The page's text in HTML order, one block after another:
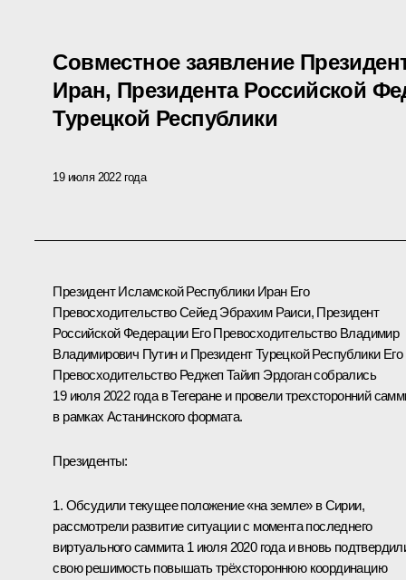
Совместное заявление
Иран, Президента Российской
Турецкой Республики
19 июля 2022 года
Президент Исламской Республики Иран Его
Превосходительство Сейед Эбрахим Раиси, Президент
Российской Федерации Его Превосходительство Владимир
Владимирович Путин и Президент Турецкой Республики Его
Превосходительство Реджеп Тайип Эрдоган собрались
19 июля 2022 года в Тегеране и провели трехсторонний
в рамках Астанинского формата.
Президенты:
1. Обсудили текущее положение «на земле» в Сирии,
рассмотрели развитие ситуации с момента последнего
виртуального саммита 1 июля 2020 года и вновь
свою решимость повышать трёхстороннюю координацию